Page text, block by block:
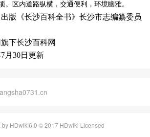
。区内道路纵横，交通便利，环境幽雅。
出版《长沙百科全书》长沙市志编纂委员
下长沙百科网
月30日更新
by HDwiki6.0 © 2017 HDwiki Licensed